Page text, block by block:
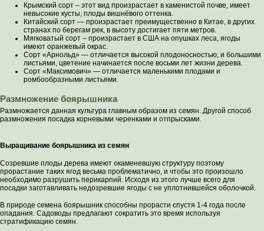
Крымский сорт – этот вид произрастает в каменистой почве, имеет
невысокие кусты, плоды вишнёвого оттенка.
Китайский сорт — произрастает преимущественно в Китае, в других
странах по берегам рек, в высоту достигает пяти метров.
Мягковатый сорт – произрастает в США на опушках леса, ягоды
имеют оранжевый окрас.
Сорт «Арнольд» — отличается высокой плодоносностью, и большими
листьями, цветение начинается после восьми лет жизни дерева.
Сорт «Максимович» — отличается маленькими плодами и
ромбообразными листьями.
Размножение боярышника
Размножается данная культура главным образом из семян. Другой способ
размножения посадка корневыми черенками и отпрысками.
Выращивание боярышника из семян
Созревшие плоды дерева имеют окаменевшую структуру поэтому
прорастание таких ягод весьма проблематично, и чтобы это произошло
необходимо разрушить перикарпий. Исходя из этого лучше всего для
посадки заготавливать недозревшие ягоды с не уплотнившейся оболочкой.
В природе семена боярышник способны прорасти спустя 1-4 года после
опадания. Садоводы предлагают сократить это время используя
стратификацию семян.